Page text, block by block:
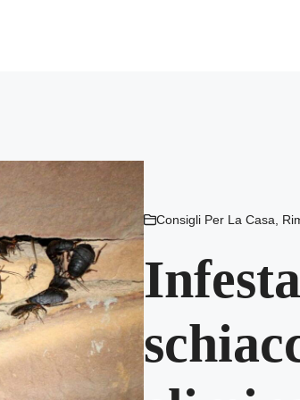
Consigli Per La Casa,